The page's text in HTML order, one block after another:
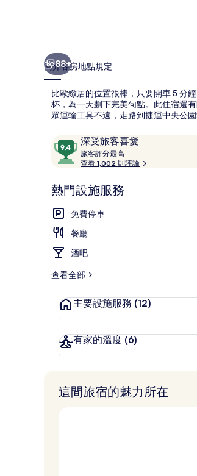
88+
簡介客房地點規定
比歐緻居的位置很棒，只要開車 5 分
杯，為一天劃下完美句點。此住宿還
眾運輸工具不遠，走路到捷運中央公
評
論
深受旅客喜愛
9.4
分，
滿
10，
深
受
旅
客
喜
愛
旅客評分最高
客
查看 1,002 則評論
熱門設施服務
免費停車
餐廳
酒吧
查看全部
主要設施服務 (12)
有家的溫度 (6)
這間旅宿的魅力所在